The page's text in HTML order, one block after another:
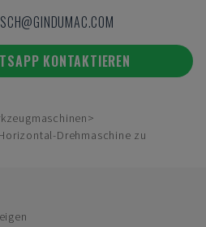
KONTAKTIEREN
Drehmaschine zu